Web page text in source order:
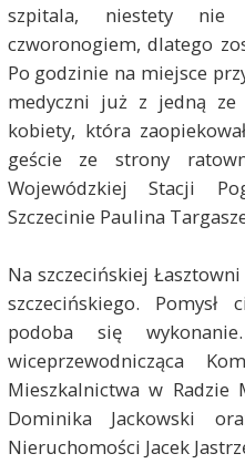
szpitala, niestety
czworonogiem, dlatego
Po godzinie na miejsce
medyczni już z jedną ze
kobiety, która
geście ze strony
Wojewódzkiej Stacji
Szczecinie Paulina
Na szczecińskiej
szczecińskiego.
podoba się
wiceprzewodnicząca
Mieszkalnictwa w Radzie
Dominika Jackowski
Nieruchomości Jacek